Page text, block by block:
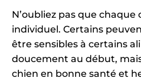
N’oubliez pas que
individuel. Certains
être sensibles à certains
doucement au début,
chien en bonne santé et